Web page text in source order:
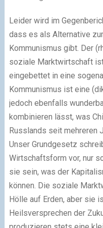
Leider wird im
dass es als Alternative
Kommunismus gibt. Der
soziale Marktwirtschaft
eingebettet in eine
Kommunismus ist eine
jedoch ebenfalls
kombinieren lässt, was
Russlands seit mehreren
Unser Grundgesetz
Wirtschaftsform vor, nur
sie sein, was der
können. Die soziale
Hölle auf Erden, aber sie
Heilsversprechen der